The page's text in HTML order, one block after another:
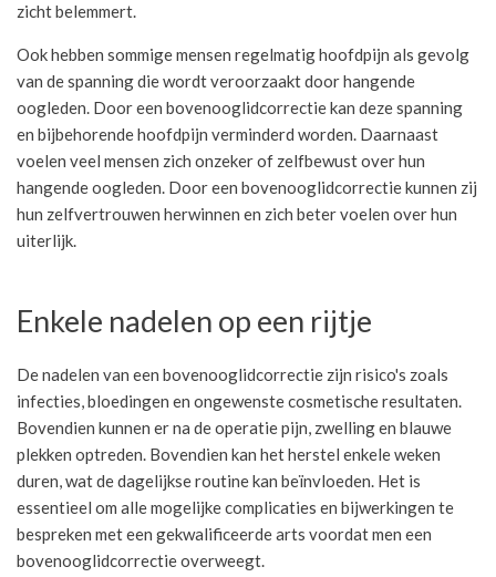
zicht belemmert.
Ook hebben sommige mensen regelmatig hoofdpijn als gevolg
van de spanning die wordt veroorzaakt door hangende
oogleden. Door een bovenooglidcorrectie kan deze spanning
en bijbehorende hoofdpijn verminderd worden. Daarnaast
voelen veel mensen zich onzeker of zelfbewust over hun
hangende oogleden. Door een bovenooglidcorrectie kunnen zij
hun zelfvertrouwen herwinnen en zich beter voelen over hun
uiterlijk.
Enkele nadelen op een rijtje
De nadelen van een bovenooglidcorrectie zijn risico's zoals
infecties, bloedingen en ongewenste cosmetische resultaten.
Bovendien kunnen er na de operatie pijn, zwelling en blauwe
plekken optreden. Bovendien kan het herstel enkele weken
duren, wat de dagelijkse routine kan beïnvloeden. Het is
essentieel om alle mogelijke complicaties en bijwerkingen te
bespreken met een gekwalificeerde arts voordat men een
bovenooglidcorrectie overweegt.